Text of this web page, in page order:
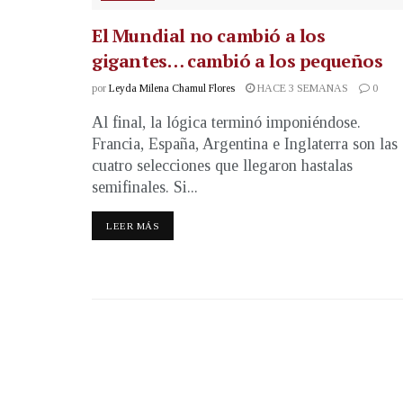
El Mundial no cambió a los
gigantes… cambió a los pequeños
por Leyda Milena Chamul Flores HACE 3 SEMANAS 0
Al final, la lógica terminó imponiéndose.
Francia, España, Argentina e Inglaterra son las
cuatro selecciones que llegaron hastalas
semifinales. Si...
LEER MÁS